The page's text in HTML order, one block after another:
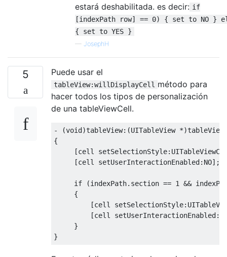
estará deshabilitada. es decir: if
[indexPath row] == 0) { set to NO }
{ set to YES }
— JosephH
5 Puede usar el
tableView:willDisplayCell método para
hacer todos los tipos de personalización
de una tableViewCell.
- (void)tableView:(UITableView *)
{
[cell setSelectionStyle:
[cell setUserInteractionEnabled: NO];
if (indexPath. section == 1 &&
{
[cell setSelectionStyle:
[cell setUserInteractionEnabled:
}
}